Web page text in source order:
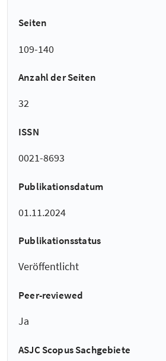
Seiten
109-140
Anzahl der Seiten
32
ISSN
0021-8693
Publikationsdatum
01.11.2024
Publikationsstatus
Veröffentlicht
Peer-reviewed
Ja
ASJC Scopus Sachgebiete